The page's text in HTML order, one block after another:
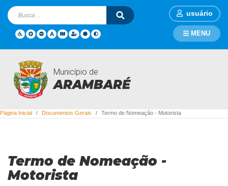
usuário
Município de
ARAMBARÉ
MENU
Documentos Gerais
Página Inicial Documentos Gerais Termo de Nomeação - Motorista
Termo de Nomeação -
Motorista